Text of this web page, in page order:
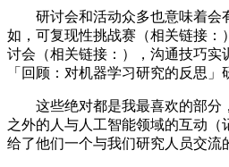
研讨会和活动众多也意味着会
如，可复现性挑战赛（相关链接：
讨会（相关链接：），沟通技巧实
「回顾：对机器学习研究的反思」
这些绝对都是我最喜欢的部分
之外的人与人工智能领域的互动（
给了他们一个与我们研究人员交流